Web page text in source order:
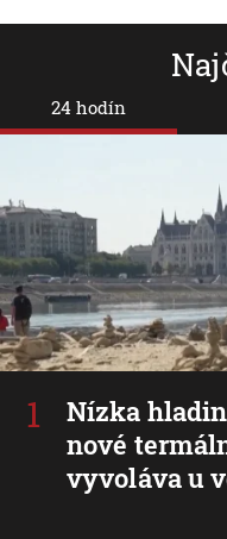
24 hodín
Nízka
nové
vyvoláva u